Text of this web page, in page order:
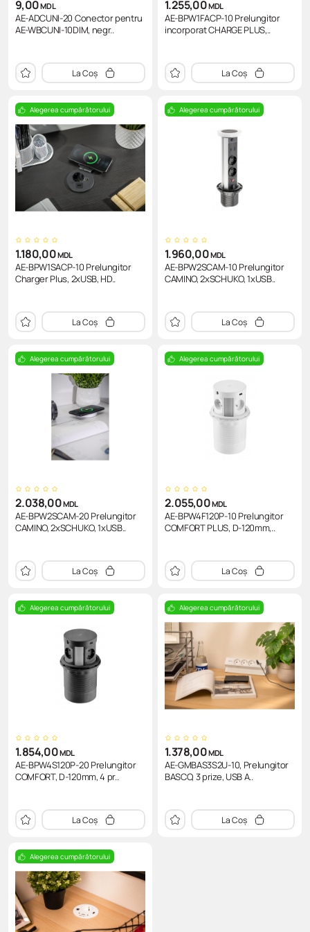
9,00MDL
AE-ADCUNI-20 Conector pentru
AE-WBCUNI-10DIM, negr..
La Coș
1.255,00MDL
AE-BPW1FACP-10 Prelungitor
incorporat CHARGE PLUS,..
La Coș
Alegerea cumpărătorului
1.180,00MDL
AE-BPW1SACP-10 Prelungitor
Charger Plus, 2xUSB, HD..
La Coș
Alegerea cumpărătorului
1.960,00MDL
AE-BPW2SCAM-10 Prelungitor
CAMINO, 2xSCHUKO, 1xUSB..
La Coș
Alegerea cumpărătorului
2.038,00MDL
AE-BPW2SCAM-20 Prelungitor
CAMINO, 2xSCHUKO, 1xUSB..
La Coș
Alegerea cumpărătorului
2.055,00MDL
AE-BPW4F120P-10 Prelungitor
COMFORT PLUS, D-120mm,..
La Coș
Alegerea cumpărătorului
1.854,00MDL
AE-BPW4S120P-20 Prelungitor
COMFORT, D-120mm, 4 pr..
La Coș
Alegerea cumpărătorului
1.378,00MDL
AE-GMBAS3S2U-10, Prelungitor
BASCO, 3 prize, USB A..
La Coș
Alegerea cumpărătorului